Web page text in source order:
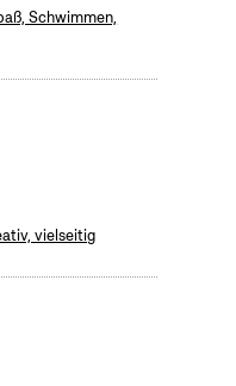
Schwimmen,
vielseitig